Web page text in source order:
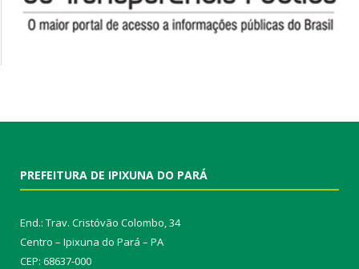
PREFEITURA DE IPIXUNA DO PARÁ
End.: Trav. Cristóvão Colombo, 34
Centro – Ipixuna do Pará – PA
CEP: 68637-000